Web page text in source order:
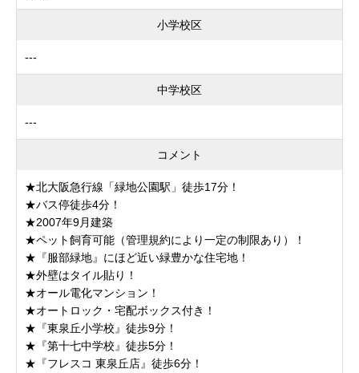
小学校区
---
中学校区
---
コメント
★北大阪急行線「緑地公園駅」徒歩17分！
★バス停徒歩4分！
★2007年9月建築
★ペット飼育可能（管理規約により一定の制限あり）！
★『服部緑地』にほど近い緑豊かな住宅地！
★外壁はタイル貼り！
★オール電化マンション！
★オートロック・宅配ボックス付き！
★『東泉丘小学校』徒歩9分！
★『第十七中学校』徒歩5分！
★『フレスコ 東泉丘店』徒歩6分！